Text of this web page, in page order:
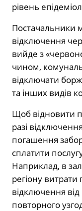
рівень
Постачальники
відключення
вийде з
чином,
відключати
та інших видів
Щоб відновити
разі
погашення
сплатити
Наприклад, в
регіону
відключення від
повторного